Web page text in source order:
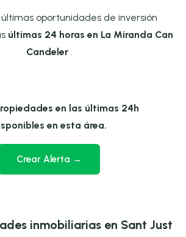
oportunidades de inversión
últimas 24 horas en La Miranda Can
Candeler
en las últimas 24h
en esta área.
Crear Alerta →
inmobiliarias en Sant Just